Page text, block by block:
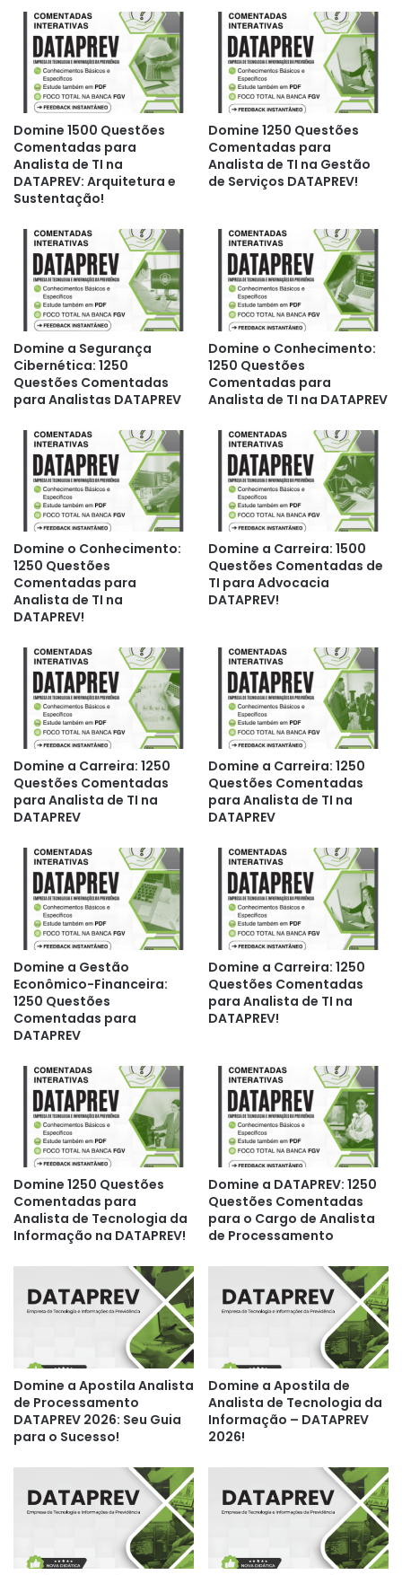
Domine 1500 Questões
Comentadas para
Analista de TI na
DATAPREV: Arquitetura e
Sustentação!
Domine 1250 Questões
Comentadas para
Analista de TI na Gestão
de Serviços DATAPREV!
Domine a Segurança
Cibernética: 1250
Questões Comentadas
para Analistas DATAPREV
Domine o Conhecimento:
1250 Questões
Comentadas para
Analista de TI na DATAPREV
Domine o Conhecimento:
1250 Questões
Comentadas para
Analista de TI na
DATAPREV!
Domine a Carreira: 1500
Questões Comentadas de
TI para Advocacia
DATAPREV!
Domine a Carreira: 1250
Questões Comentadas
para Analista de TI na
DATAPREV
Domine a Carreira: 1250
Questões Comentadas
para Analista de TI na
DATAPREV
Domine a Gestão
Econômico-Financeira:
1250 Questões
Comentadas para
DATAPREV
Domine a Carreira: 1250
Questões Comentadas
para Analista de TI na
DATAPREV!
Domine 1250 Questões
Comentadas para
Analista de Tecnologia da
Informação na DATAPREV!
Domine a DATAPREV: 1250
Questões Comentadas
para o Cargo de Analista
de Processamento
Domine a Apostila Analista
de Processamento
DATAPREV 2026: Seu Guia
para o Sucesso!
Domine a Apostila de
Analista de Tecnologia da
Informação – DATAPREV
2026!